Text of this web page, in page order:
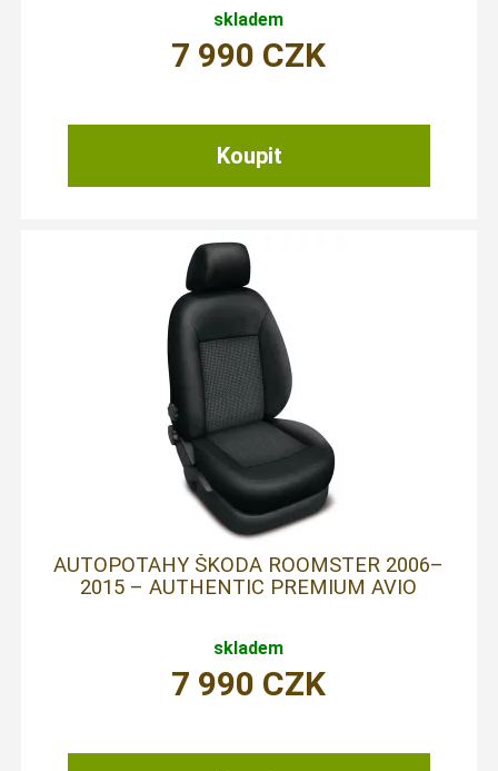
skladem
7 990 CZK
AUTOPOTAHY ŠKODA ROOMSTER 2006–
2015 – AUTHENTIC PREMIUM AVIO
skladem
7 990 CZK